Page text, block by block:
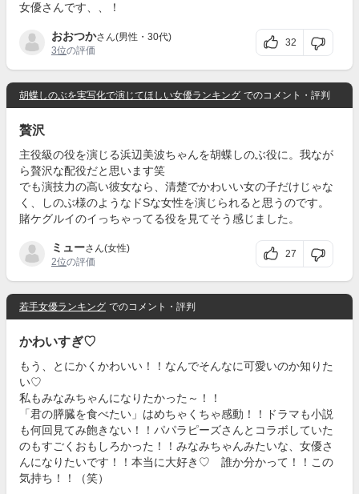
女優さんです、、！
おおつかさん(男性・30代)
3位の評価
32
胡蝶しのぶを実写化で演じてほしい女優ランキング でのコメント・評判
贅沢
主役級の役を演じる浜辺美波ちゃんを胡蝶しのぶ役に。我なが
ら贅沢な配役だと思います笑
でも演技力の高い彼女なら、清楚でかわいい女の子だけじゃな
く、しのぶ様のようなドSな女性を演じられると思うのです。
賭ケグルイのイっちゃってる役を見てそう感じました。
ミューさん(女性)
2位の評価
27
若手女優ランキング でのコメント・評判
かわいすぎ♡
もう、とにかくかわいい！！なんでそんなに可愛いのか知りた
い♡
私もみなみちゃんになりたかった～！！
「君の膵臓を食べたい」はめちゃくちゃ感動！！ドラマも小説
も何回見てみ飽きない！！パパラピーズさんとコラボしていた
のもすごくおもしろかった！！みなみちゃんみたいな、女優さ
んになりたいです！！本当に大好き♡ 誰か分かって！！この
気持ち！！（笑）